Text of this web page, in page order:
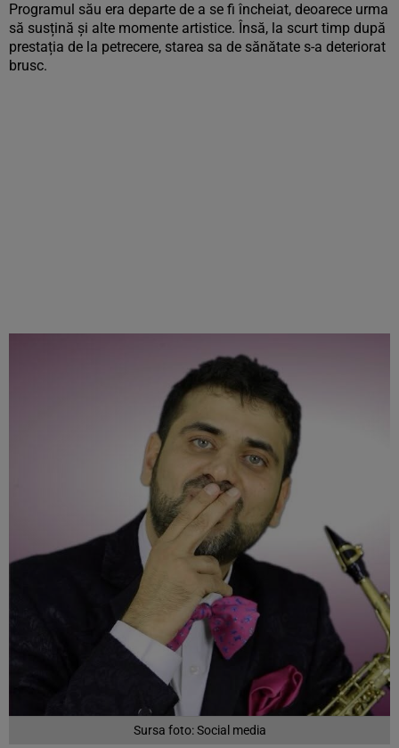
Programul său era departe de a se fi încheiat, deoarece urma
să susțină și alte momente artistice. Însă, la scurt timp după
prestația de la petrecere, starea sa de sănătate s-a deteriorat
brusc.
Sursa foto: Social media